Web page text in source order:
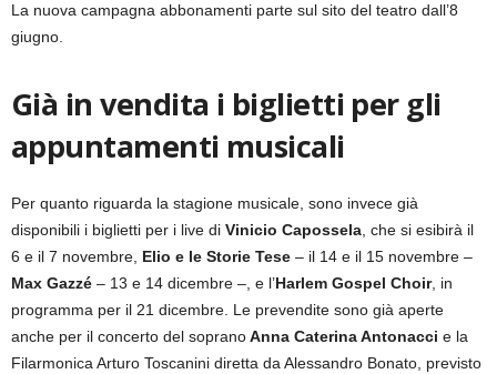
La nuova campagna abbonamenti parte sul sito del teatro dall’8
giugno.
Già in vendita i biglietti per gli
appuntamenti musicali
Per quanto riguarda la stagione musicale, sono invece già
disponibili i biglietti per i live di Vinicio Capossela, che si esibirà il
6 e il 7 novembre, Elio e le Storie Tese – il 14 e il 15 novembre –
Max Gazzé – 13 e 14 dicembre –, e l’Harlem Gospel Choir, in
programma per il 21 dicembre. Le prevendite sono già aperte
anche per il concerto del sopranoAnna Caterina Antonacci e la
Filarmonica Arturo Toscanini diretta da Alessandro Bonato, previsto